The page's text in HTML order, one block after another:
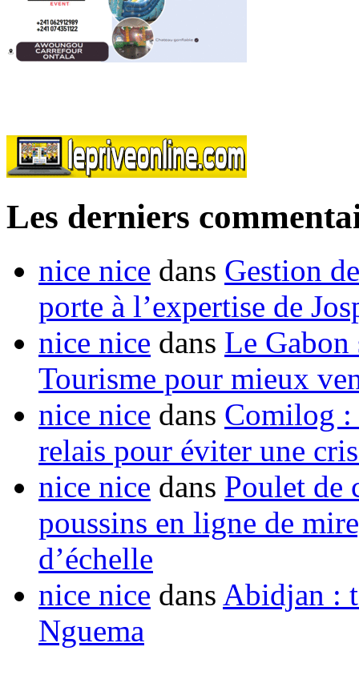
Les derniers
nice nice dans Gestion
porte à l’expertise de
nice nice dans Le Gabon
Tourisme pour mieux
nice nice dans Comilog :
relais pour éviter une
nice nice dans Poulet de
poussins en ligne de
d’échelle
nice nice dans Abidjan :
Nguema